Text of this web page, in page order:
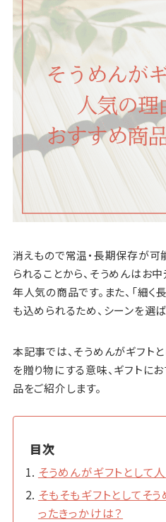
消えもので常温・長期保存が可
られることから、そうめんはお
年人気の商品です。また、「細く
も込められるため、シーンを選
本記事では、そうめんがギフト
を贈り物にする意味、ギフトに
品をご紹介します。
目次
そうめんがギフトとして
そもそもギフトとしてそ
ったきっかけは？